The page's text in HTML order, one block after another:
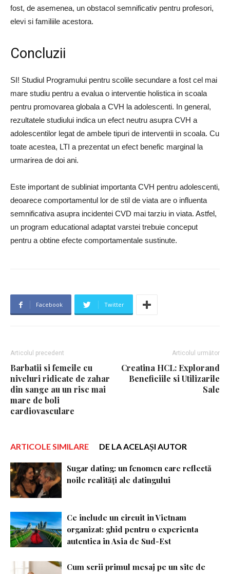
fost, de asemenea, un obstacol semnificativ pentru profesori,
elevi si familiile acestora.
Concluzii
SI! Studiul Programului pentru scolile secundare a fost cel mai
mare studiu pentru a evalua o interventie holistica in scoala
pentru promovarea globala a CVH la adolescenti. In general,
rezultatele studiului indica un efect neutru asupra CVH a
adolescentilor legat de ambele tipuri de interventii in scoala. Cu
toate acestea, LTI a prezentat un efect benefic marginal la
urmarirea de doi ani.
Este important de subliniat importanta CVH pentru adolescenti,
deoarece comportamentul lor de stil de viata are o influenta
semnificativa asupra incidentei CVD mai tarziu in viata. Astfel,
un program educational adaptat varstei trebuie conceput
pentru a obtine efecte comportamentale sustinute.
Facebook Twitter
Articolul precedent
Barbatii si femeile cu
niveluri ridicate de zahar
din sange au un risc mai
mare de boli
cardiovasculare
Articolul următor
Creatina HCL: Explorand
Beneficiile si Utilizarile
Sale
ARTICOLE SIMILARE DE LA ACELAȘI AUTOR
Sugar dating: un fenomen care reflectă
noile realități ale datingului
Ce include un circuit in Vietnam
organizat: ghid pentru o experienta
autentica in Asia de Sud-Est
Cum scrii primul mesaj pe un site de